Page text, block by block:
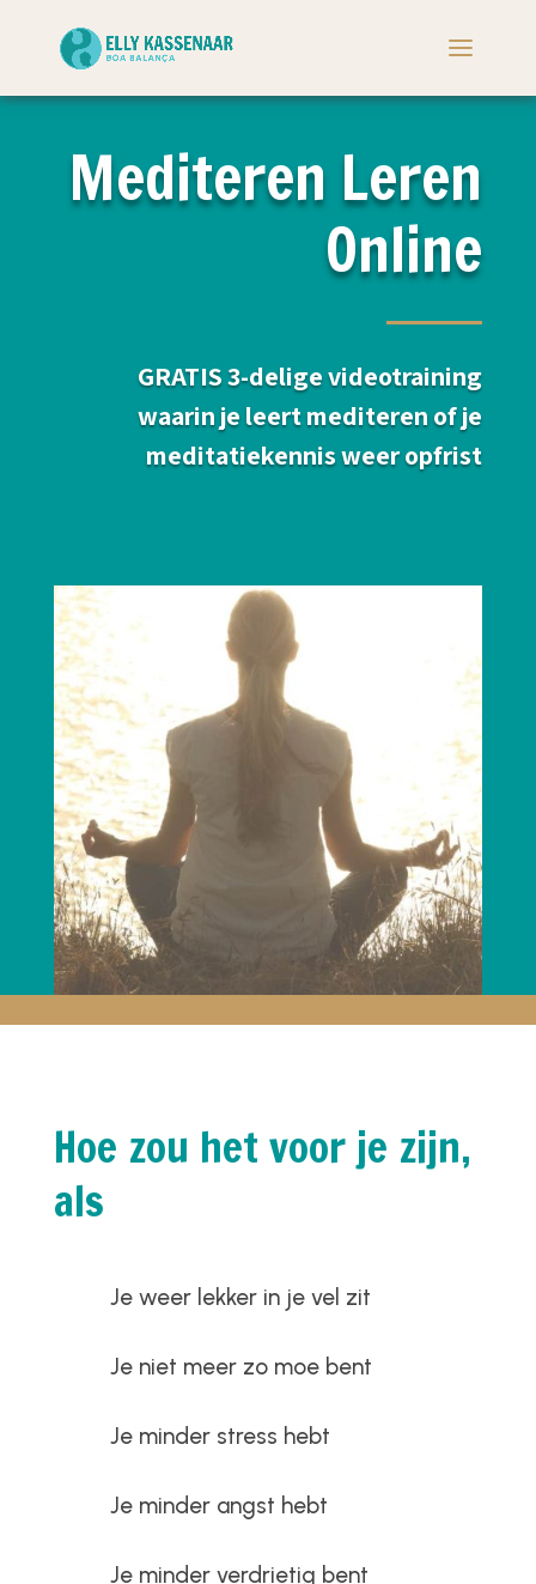
Mediteren Leren
Online
GRATIS 3-delige videotraining
waarin je leert mediteren of je
meditatiekennis weer opfrist
Hoe zou het voor je zijn,
als
Je weer lekker in je vel zit
Je niet meer zo moe bent
Je minder stress hebt
Je minder angst hebt
Je minder verdrietig bent